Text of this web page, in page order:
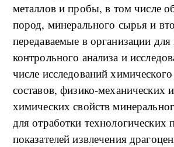
металлов и пробы, в том числе
пород, минерального сырья и
передаваемые в организации
контрольного анализа и
числе исследований
составов, физико-механических
химических свойств
для отработки технологических
показателей извлечения